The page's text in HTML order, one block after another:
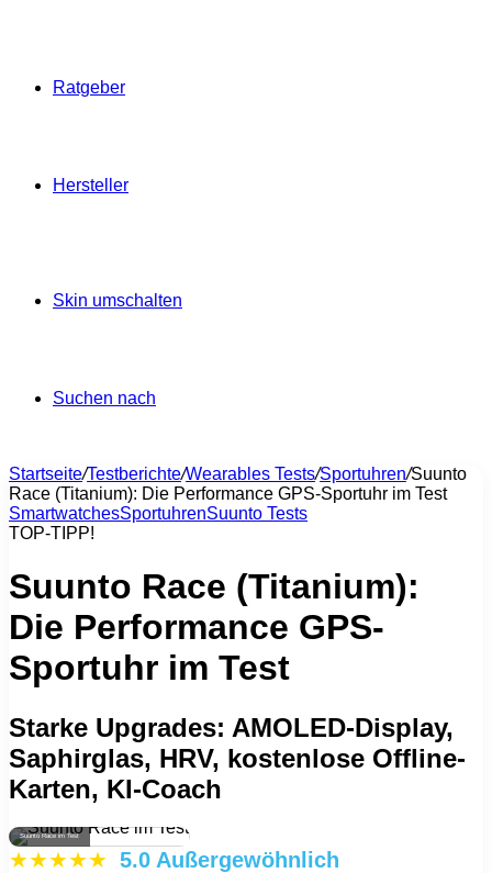
Ratgeber
Hersteller
Skin umschalten
Suchen nach
Startseite/Testberichte/Wearables Tests/Sportuhren/Suunto
Race (Titanium): Die Performance GPS-Sportuhr im Test
SmartwatchesSportuhrenSuunto Tests
TOP-TIPP!
Suunto Race (Titanium):
Die Performance GPS-
Sportuhr im Test
Starke Upgrades: AMOLED-Display,
Saphirglas, HRV, kostenlose Offline-
Karten, KI-Coach
Suunto Race im Test
★★★★★ 5.0 Außergewöhnlich